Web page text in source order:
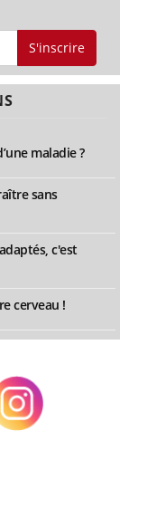
S'inscrire
maladie ?
sans
c'est
cerveau !